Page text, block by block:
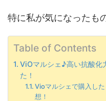
特に私が気になったも
Table of Contents
ViOマルシェ♪高い抗酸化
た！
Vioマルシェで購入し
想！